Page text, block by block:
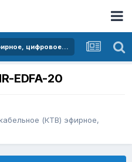
Телевидение: кабельное (КТВ) эфирное, цифровое (DVB), IPTV и OTT
EDFA-20
(КТВ) эфирное,